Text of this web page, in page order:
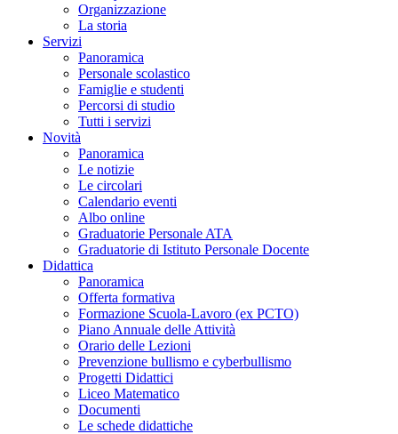
Organizzazione
La storia
Servizi
Panoramica
Personale scolastico
Famiglie e studenti
Percorsi di studio
Tutti i servizi
Novità
Panoramica
Le notizie
Le circolari
Calendario eventi
Albo online
Graduatorie Personale ATA
Graduatorie di Istituto Personale Docente
Didattica
Panoramica
Offerta formativa
Formazione Scuola-Lavoro (ex PCTO)
Piano Annuale delle Attività
Orario delle Lezioni
Prevenzione bullismo e cyberbullismo
Progetti Didattici
Liceo Matematico
Documenti
Le schede didattiche